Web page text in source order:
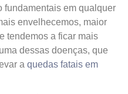
fundamentais em qualquer
envelhecemos, maior
tendemos a ficar mais
dessas doenças, que
a quedas fatais em